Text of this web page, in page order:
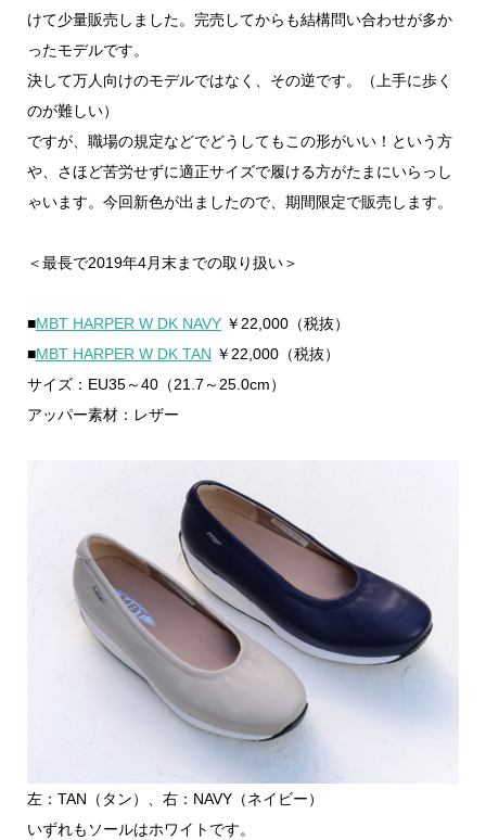
けて少量販売しました。完売してからも結構問い合わせが多か
ったモデルです。
決して万人向けのモデルではなく、その逆です。（上手に歩く
のが難しい）
ですが、職場の規定などでどうしてもこの形がいい！という方
や、さほど苦労せずに適正サイズで履ける方がたまにいらっし
ゃいます。今回新色が出ましたので、期間限定で販売します。
＜最長で2019年4月末までの取り扱い＞
■MBT HARPER W DK NAVY￥22,000（税抜）
■MBT HARPER W DK TAN ￥22,000（税抜）
サイズ：EU35～40（21.7～25.0cm）
アッパー素材：レザー
左：TAN（タン）、右：NAVY（ネイビー）
いずれもソールはホワイトです。